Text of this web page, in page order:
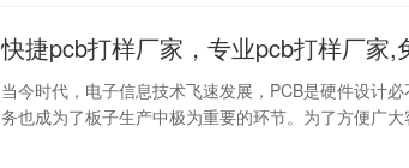
快捷pcb打样厂家，专业pcb打样厂家,
当今时代，电子信息技术飞速发展，PCB是硬件设计
务也成为了板子生产中极为重要的环节。为了方便广